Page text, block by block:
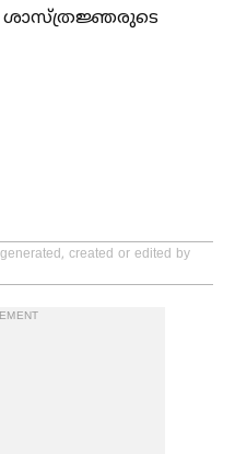
ശാസ്ത്രജ്ഞരുടെ
created or edited by